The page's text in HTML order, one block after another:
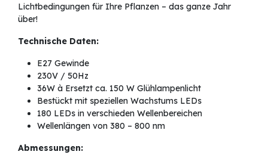
Lichtbedingungen für Ihre Pflanzen – das ganze Jahr
über!
Technische Daten:
E27 Gewinde
230V / 50Hz
36W à Ersetzt ca. 150 W Glühlampenlicht
Bestückt mit speziellen Wachstums LEDs
180 LEDs in verschieden Wellenbereichen
Wellenlängen von 380 – 800 nm
Abmessungen: